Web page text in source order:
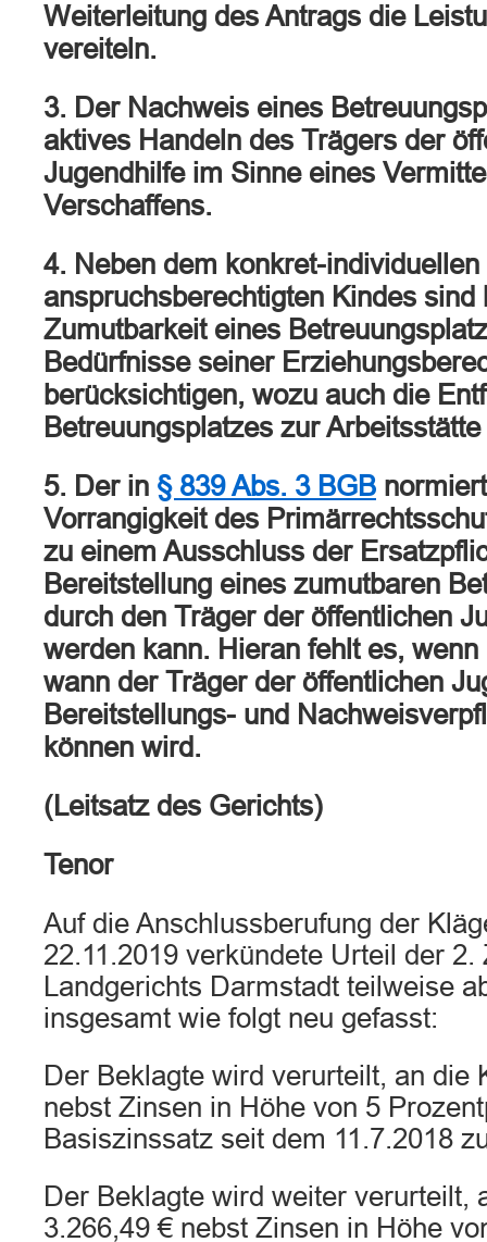
Weiterleitung des Antrags die
vereiteln.
3. Der Nachweis eines
aktives Handeln des Trägers der
Jugendhilfe im Sinne eines
Verschaffens.
4. Neben dem konkret-
anspruchsberechtigten Kindes sind
Zumutbarkeit eines
Bedürfnisse seiner
berücksichtigen, wozu auch die
Betreuungsplatzes zur
5. Der in § 839 Abs. 3 BGB
Vorrangigkeit des
zu einem Ausschluss der
Bereitstellung eines zumutbaren
durch den Träger der öffentlichen
werden kann. Hieran fehlt es,
wann der Träger der öffentlichen
Bereitstellungs- und
können wird.
(Leitsatz des Gerichts)
Tenor
Auf die Anschlussberufung der
22.11.2019 verkündete Urteil der
Landgerichts Darmstadt teilweise
insgesamt wie folgt neu gefasst:
Der Beklagte wird verurteilt, an die
nebst Zinsen in Höhe von 5
Basiszinssatz seit dem 11.7.2018
Der Beklagte wird weiter verurteilt,
3.266,49 € nebst Zinsen in Höhe